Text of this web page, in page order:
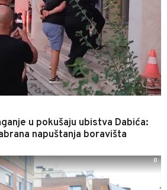
u pokušaju ubistva Dabića:
napuštanja boravišta
0